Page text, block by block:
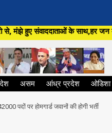
के साथ,हर जन मुद्दे पर,
असम आंध्र प्रदेश ओडिशा
पदों पर होमगार्ड जवानों की होगी भर्ती